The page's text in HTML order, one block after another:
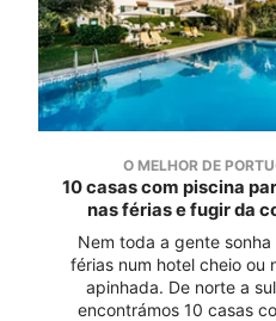
O MELHOR DE
10 casas com piscina
nas férias e fugir da
Nem toda a gente sonha
férias num hotel cheio ou
apinhada. De norte a
encontrámos 10 casas